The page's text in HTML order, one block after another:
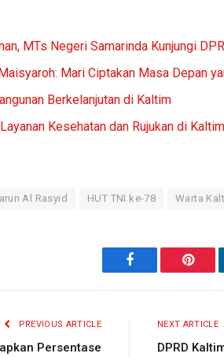
MTs Negeri Samarinda Kunjungi
Mari Ciptakan Masa Depan
Berkelanjutan di Kaltim
Kesehatan dan Rujukan di Kaltim
Al Rasyid HUT TNI ke-78 Warta
Facebook
PREVIOUS ARTICLE
Persentase
NEXT ARTICLE
DPRD